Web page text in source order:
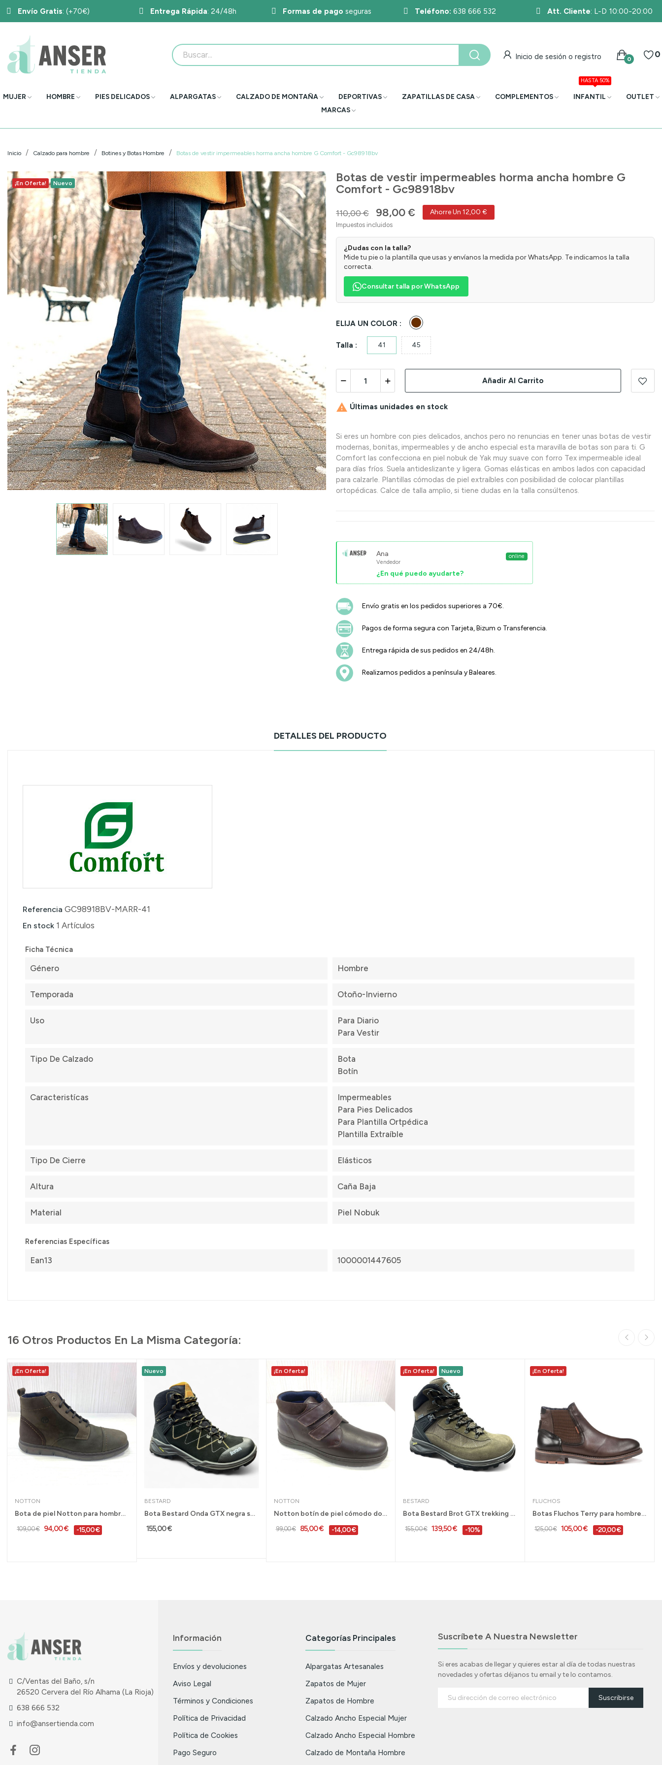
Envío Gratis: (+70€) Entrega Rápida: 24/48h Formas de pago seguras Teléfono: 638 666 532 Att. Cliente: L-D 10:00-20:00
Inicio de sesión o registro 0 0
MUJER HOMBRE PIES DELICADOS ALPARGATAS CALZADO DE MONTAÑA DEPORTIVAS ZAPATILLAS DE CASA COMPLEMENTOS INFANTIL
HASTA 50%
OUTLET
MARCAS
Inicio Calzado para hombre Botines y Botas Hombre Botas de vestir impermeables horma ancha hombre G Comfort - Gc98918bv
¡En Oferta! Nuevo
Botas de vestir impermeables horma ancha hombre G
Comfort - Gc98918bv
110,00 € 98,00 € Ahorre Un 12,00 €
Impuestos incluidos
¿Dudas con la talla?
Mide tu pie o la plantilla que usas y envíanos la medida por WhatsApp. Te indicamos la talla
correcta.
Consultar talla por WhatsApp
ELIJA UN COLOR : Marrón
Talla : 41 45
Añadir Al Carrito
 Últimas unidades en stock
Si eres un hombre con pies delicados, anchos pero no renuncias en tener unas botas de vestir
modernas, bonitas, impermeables y de ancho especial esta maravilla de botas son para ti. G
Comfort las confecciona en piel nobuk de Yak muy suave con forro Tex impermeable ideal
para días fríos. Suela antideslizante y ligera. Gomas elásticas en ambos lados con capacidad
para calzarle. Plantillas cómodas de piel extraíbles con posibilidad de colocar plantillas
ortopédicas. Calce de talla amplio, si tiene dudas en la talla consúltenos.
Ana
Vendedor
¿En qué puedo ayudarte?
online
Envío gratis en los pedidos superiores a 70€.
Pagos de forma segura con Tarjeta, Bizum o Transferencia.
Entrega rápida de sus pedidos en 24/48h.
Realizamos pedidos a península y Baleares.
DETALLES DEL PRODUCTO
Referencia GC98918BV-MARR-41
En stock 1 Artículos
Ficha Técnica
Género Hombre
Temporada Otoño-Invierno
Uso
Para Diario
Para Vestir
Tipo De Calzado
Bota
Botín
Caracteristícas
Impermeables
Para Pies Delicados
Para Plantilla Ortpédica
Plantilla Extraíble
Tipo De Cierre Elásticos
Altura Caña Baja
Material Piel Nobuk
Referencias Específicas
Ean13 1000001447605
16 Otros Productos En La Misma Categoría:
¡En Oferta!
NOTTON
Bota de piel Notton para hombre cordón y...
109,00 € 94,00 € -15,00 €
Nuevo
BESTARD
Bota Bestard Onda GTX negra senderismo hombre -...
155,00 €
¡En Oferta!
NOTTON
Notton botín de piel cómodo dos velcros para...
99,00 € 85,00 € -14,00 €
¡En Oferta! Nuevo
BESTARD
Bota Bestard Brot GTX trekking marrón para...
155,00 € 139,50 € -10%
¡En Oferta!
FLUCHOS
Botas Fluchos Terry para hombre con elásticos y...
125,00 € 105,00 € -20,00 €
C/Ventas del Baño, s/n
26520 Cervera del Río Alhama (La Rioja)
638 666 532
info@ansertienda.com
Información
Envíos y devoluciones
Aviso Legal
Términos y Condiciones
Política de Privacidad
Política de Cookies
Pago Seguro
Categorías Principales
Alpargatas Artesanales
Zapatos de Mujer
Zapatos de Hombre
Calzado Ancho Especial Mujer
Calzado Ancho Especial Hombre
Calzado de Montaña Hombre
Suscríbete A Nuestra Newsletter
Si eres acabas de llegar y quieres estar al día de todas nuestras
novedades y ofertas déjanos tu email y te lo contamos.
Suscribirse